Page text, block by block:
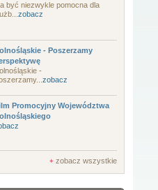
być niezwykle pomocna dla
zobacz
- Poszerzamy
-
zobacz
Promocyjny Województwa
+ zobacz wszystkie